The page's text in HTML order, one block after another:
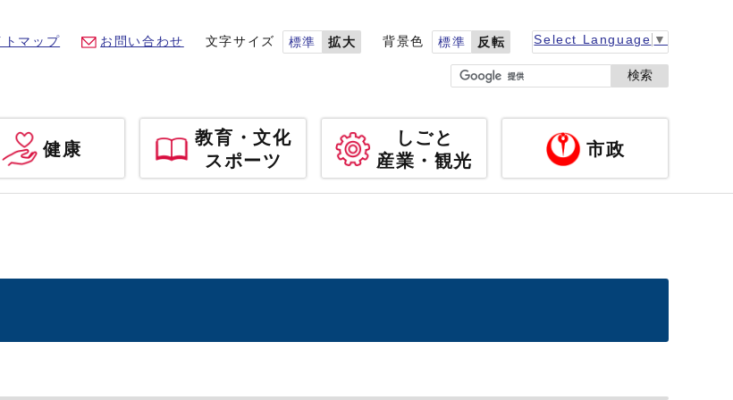
トマップ お問い合わせ 文字サイズ 標準 拡大 背景色 標準 反転 Select Language ▼
検索
健康
教育・文化
スポーツ
しごと
産業・観光
市政